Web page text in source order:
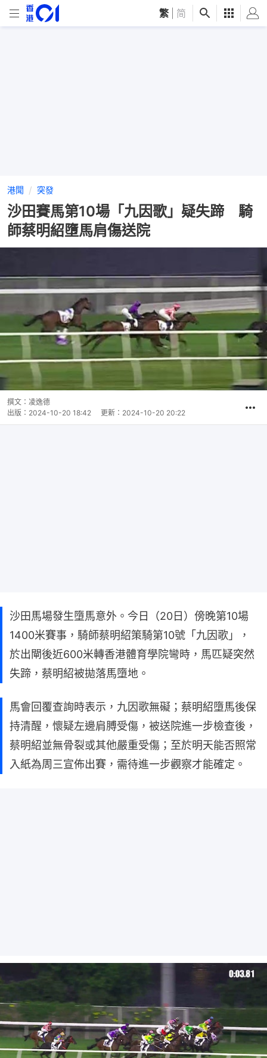
繁 简
港聞 突發
沙田賽馬第10場「九因歌」疑失蹄 騎
師蔡明紹墮馬肩傷送院
撰文： 凌逸德
出版： 2024-10-20 18:42 更新： 2024-10-20 20:22
沙田馬場發生墮馬意外。今日（20日）傍晚第10場
1400米賽事，騎師蔡明紹策騎第10號「九因歌」，
於出閘後近600米轉香港體育學院彎時，馬匹疑突然
失蹄，蔡明紹被拋落馬墮地。
馬會回覆查詢時表示，九因歌無礙；蔡明紹墮馬後保
持清醒，懷疑左邊肩膊受傷，被送院進一步檢查後，
蔡明紹並無骨裂或其他嚴重受傷；至於明天能否照常
入紙為周三宣佈出賽，需待進一步觀察才能確定。